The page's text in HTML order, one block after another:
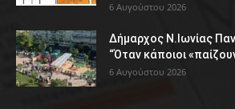
6 Αυγούστου 2026
Δήμαρχος Ν.Ιωνίας
“Όταν κάποιοι
6 Αυγούστου 2026